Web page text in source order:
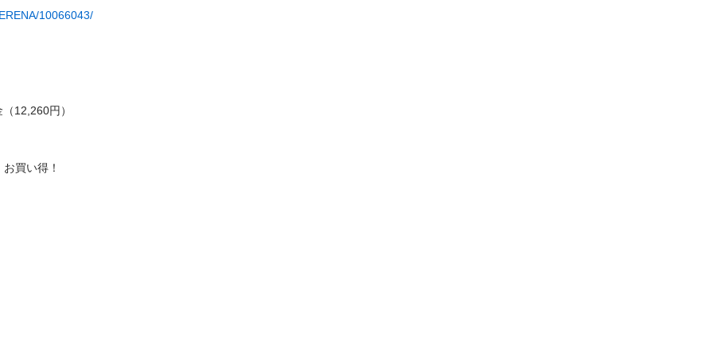
10066043/
12,260円）
買い得！